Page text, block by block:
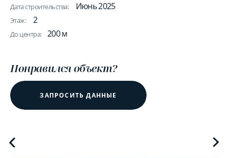
Дата строительства: Июнь 2025
Этаж: 2
До центра: 200 м
Понравился объект?
ЗАПРОСИТЬ ДАННЫЕ